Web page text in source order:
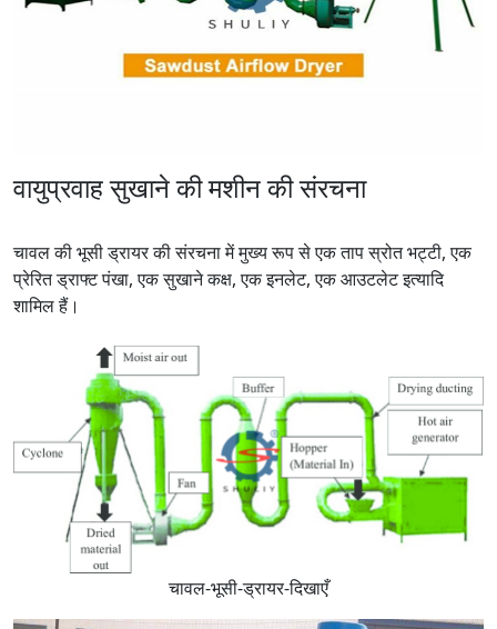
वायुप्रवाह सुखाने की मशीन की संरचना
चावल की भूसी ड्रायर की संरचना में मुख्य रूप से एक ताप स्रोत भट्टी, एक
प्रेरित ड्राफ्ट पंखा, एक सुखाने कक्ष, एक इनलेट, एक आउटलेट इत्यादि
शामिल हैं।
चावल-भूसी-ड्रायर-दिखाएँ